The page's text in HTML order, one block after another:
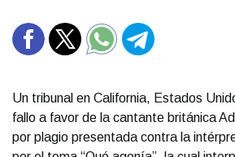
Un tribunal en California, Estados
fallo a favor de la cantante británica
por plagio presentada contra la